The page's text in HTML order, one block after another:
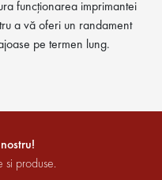
funcționarea imprimantei
a vă oferi un randament
pe termen lung.
si produse.